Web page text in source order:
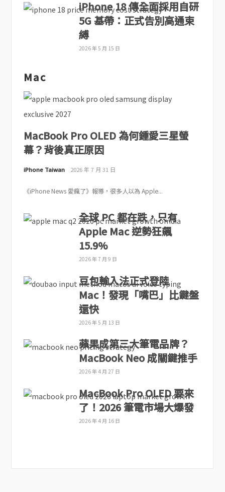
iPhone 18 傳全面採用自研
5G 基帶：正式告別高通束
縛
2026 年 5 月 15 日
Mac
MacBook Pro OLED 為何鍾愛三星螢
幕？背後真正原因
iPhone Taiwan 2026 年 7 月 31 日
《iPhone News 愛瘋了》報導，很多人以為 Apple...
全球 PC 都在跌，只有
Apple Mac 逆勢狂飆
15.9%
2026 年 7 月 9 日
豆包輸入法正式登陸
Mac！發現「嘴巴」比鍵盤
還快
2026 年 5 月 13 日
蘋果成第三大筆電品牌？
MacBook Neo 成關鍵推手
2026 年 4 月 27 日
MacBook Pro OLED 要來
了！2026 筆電市場大爆發
2026 年 4 月 16 日